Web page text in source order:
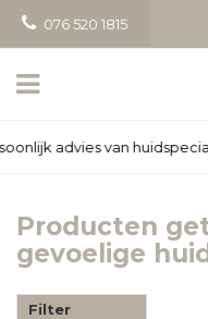
076 520 1815
Producten
gevoelige huid
Filter